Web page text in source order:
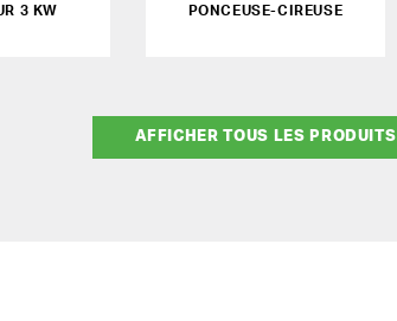
3 KW PONCEUSE-CIREUSE
AFFICHER TOUS LES PRODUITS